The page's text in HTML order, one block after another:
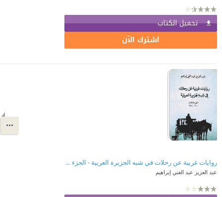
تحميل الكتاب
اشترك الآن
روايات غربية عن رحلات في شبه الجزيرة العربية - الجزء الثالث (1900-1952)
عبد العزيز عبد الغني إبراهيم